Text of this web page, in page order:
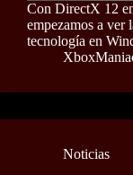
Con DirectX 12
empezamos a ver
tecnología en
Noticias